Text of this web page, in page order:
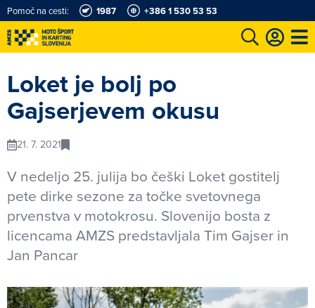
Pomoč na cesti: 1987 +386 1 530 53 53
Loket je bolj po
Gajserjevem okusu
21. 7. 2021
V nedeljo 25. julija bo češki Loket gostitelj
pete dirke sezone za točke svetovnega
prvenstva v motokrosu. Slovenijo bosta z
licencama AMZS predstavljala Tim Gajser in
Jan Pancar